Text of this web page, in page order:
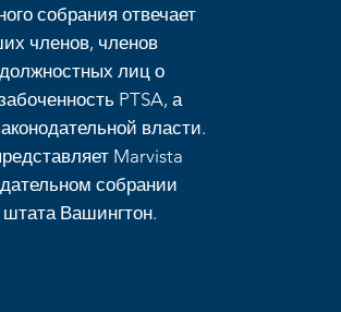
собрания отвечает
членов, членов
лиц о
PTSA, а
власти.
Marvista
собрании
штата Вашингтон.